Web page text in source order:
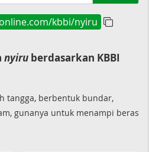
kbbi/nyiru
nyiru berdasarkan KBBI
tangga, berbentuk bundar,
gunanya untuk menampi beras